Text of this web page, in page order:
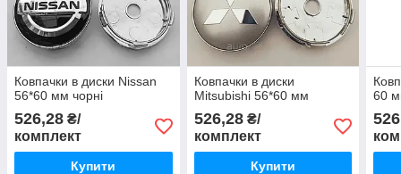
Ковпачки в диски Nissan
56*60 мм чорні
526,28 ₴/
комплект
Купити
Ковпачки в диски
Mitsubishi 56*60 мм
526,28₴/
комплект
Купити
60